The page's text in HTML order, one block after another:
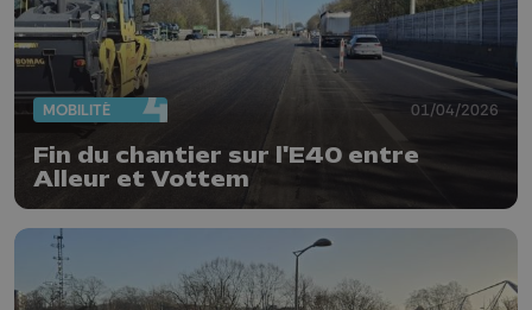
MOBILITÉ 01/04/2026
Fin du chantier sur l'E40 entre
Alleur et Vottem